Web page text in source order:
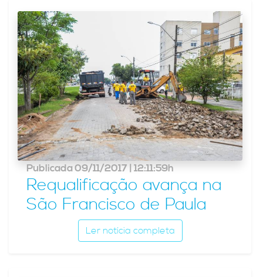
Publicada 09/11/2017 | 12:11:59h
Requalificação avança na
São Francisco de Paula
Ler notícia completa